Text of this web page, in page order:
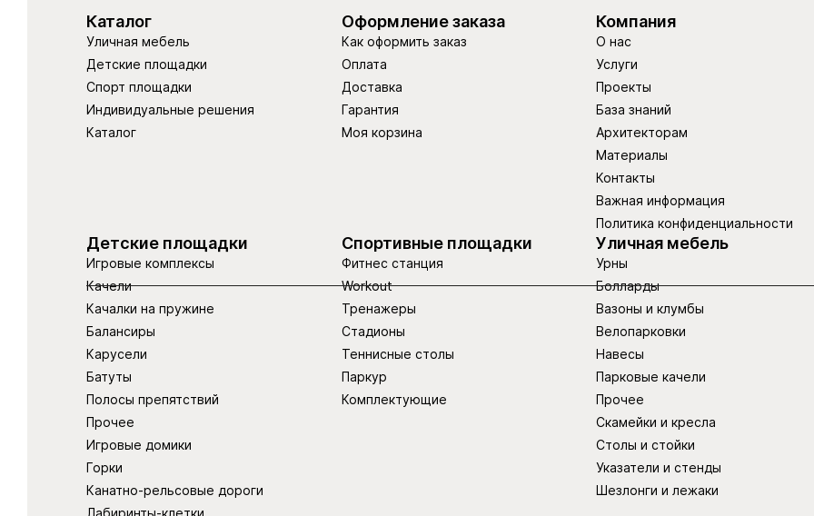
Каталог
Уличная мебель
Детские площадки
Спорт площадки
Индивидуальные решения
Каталог
Оформление заказа
Как оформить заказ
Оплата
Доставка
Гарантия
Моя корзина
Компания
О нас
Услуги
Проекты
База знаний
Архитекторам
Материалы
Контакты
Важная информация
Политика конфиденциальности
Детские площадки
Игровые комплексы
Качели
Качалки на пружине
Балансиры
Карусели
Батуты
Полосы препятствий
Прочее
Игровые домики
Горки
Канатно-рельсовые дороги
Лабиринты-клетки
Спортивные площадки
Фитнес станция
Workout
Тренажеры
Стадионы
Теннисные столы
Паркур
Комплектующие
Уличная мебель
Урны
Болларды
Вазоны и клумбы
Велопарковки
Навесы
Парковые качели
Прочее
Скамейки и кресла
Столы и стойки
Указатели и стенды
Шезлонги и лежаки